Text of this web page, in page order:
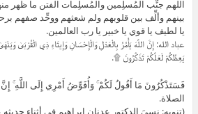
اللهم جنِّب المُسلِمين والمُسلِمات الفتن ما ظهر
بينهم وألِّف بين قلوبهم ولم شعثهم ووحِّد صفهم
يا لطيف يا قوي يا خبير يا رب العالمين.
عباد الله: إِنَّ اللَّهَ يَأْمُرُ بِالْعَدْلِ وَالْإِحْسَانِ وَإِيتَاءِ ذِي الْقُرْبَىٰ
يَعِظُكُمْ لَعَلَّكُمْ تَذَكَّرُونَ ۩.
فَسَتَذْكُرُونَ مَا أَقُولُ لَكُمْ ۚ وَأُفَوِّضُ أَمْرِي إِلَى اللَّهِ ۚ إِنَّ
الصلاة.
(تنويه: نسيَ الدكتور عدنان إبراهيم في أثناء